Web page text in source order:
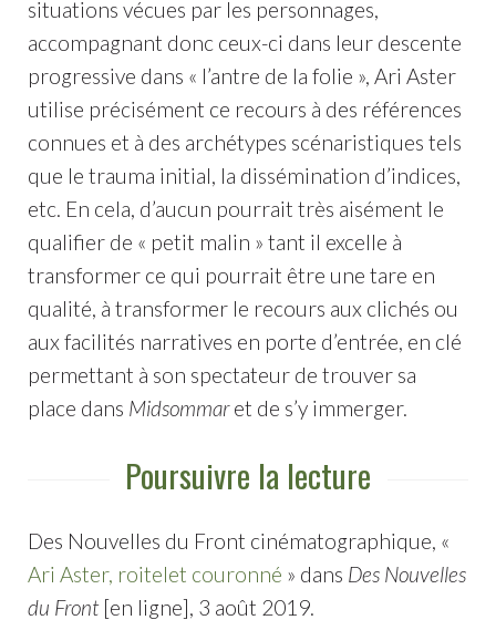
situations vécues par les personnages,
accompagnant donc ceux-ci dans leur descente
progressive dans « l’antre de la folie », Ari Aster
utilise précisément ce recours à des références
connues et à des archétypes scénaristiques tels
que le trauma initial, la dissémination d’indices,
etc. En cela, d’aucun pourrait très aisément le
qualifier de « petit malin » tant il excelle à
transformer ce qui pourrait être une tare en
qualité, à transformer le recours aux clichés ou
aux facilités narratives en porte d’entrée, en clé
permettant à son spectateur de trouver sa
place dans Midsommaret de s’y immerger.
Poursuivre la lecture
Des Nouvelles du Front cinématographique, «
Ari Aster, roitelet couronné » dans Des Nouvelles
du Front[en ligne], 3 août 2019.